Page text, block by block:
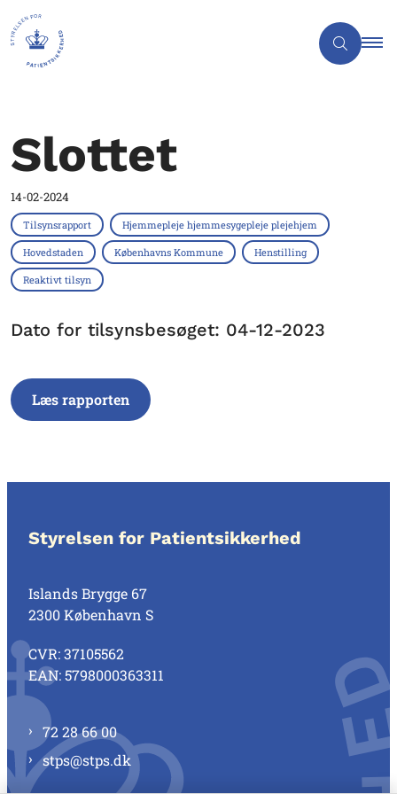
Slottet
14-02-2024
Tilsynsrapport Hjemmepleje hjemmesygepleje plejehjem
Hovedstaden Københavns Kommune Henstilling
Reaktivt tilsyn
Dato for tilsynsbesøget: 04-12-2023
Læs rapporten
Styrelsen for Patientsikkerhed
Islands Brygge 67
2300 København S
CVR: 37105562
EAN: 5798000363311
72 28 66 00
stps@stps.dk